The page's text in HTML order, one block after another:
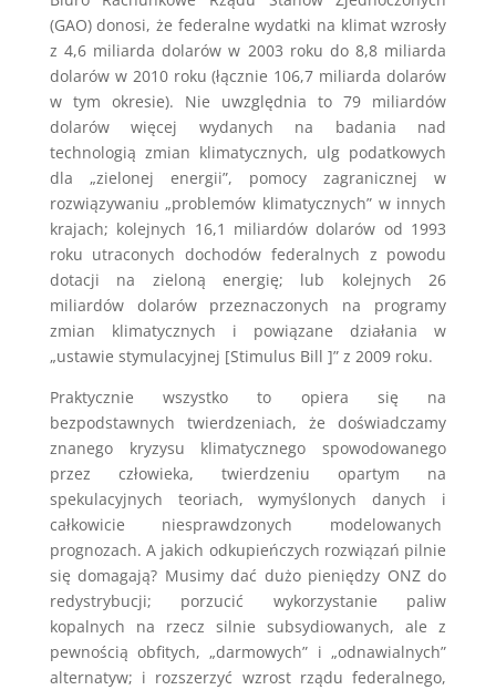
(GAO) donosi, że federalne wydatki na klimat wzrosły
z 4,6 miliarda dolarów w 2003 roku do 8,8 miliarda
dolarów w 2010 roku (łącznie 106,7 miliarda dolarów
w tym okresie). Nie uwzględnia to 79 miliardów
dolarów więcej wydanych na badania nad
technologią zmian klimatycznych, ulg podatkowych
dla „zielonej energii”, pomocy zagranicznej w
rozwiązywaniu „problemów klimatycznych” w innych
krajach; kolejnych 16,1 miliardów dolarów od 1993
roku utraconych dochodów federalnych z powodu
dotacji na zieloną energię; lub kolejnych 26
miliardów dolarów przeznaczonych na programy
zmian klimatycznych i powiązane działania w
„ustawie stymulacyjnej [Stimulus Bill ]” z 2009 roku.
Praktycznie wszystko to opiera się na
bezpodstawnych twierdzeniach, że doświadczamy
znanego kryzysu klimatycznego spowodowanego
przez człowieka, twierdzeniu opartym na
spekulacyjnych teoriach, wymyślonych danych i
całkowicie niesprawdzonych modelowanych
prognozach. A jakich odkupieńczych rozwiązań pilnie
się domagają? Musimy dać dużo pieniędzy ONZ do
redystrybucji; porzucić wykorzystanie paliw
kopalnych na rzecz silnie subsydiowanych, ale z
pewnością obfitych, „darmowych” i „odnawialnych”
alternatyw; i rozszerzyć wzrost rządu federalnego,